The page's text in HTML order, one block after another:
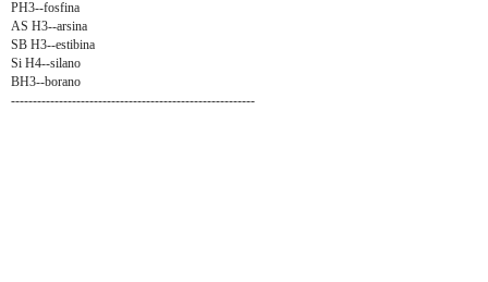
PH3--fosfina
AS H3--arsina
SB H3--estibina
Si H4--silano
BH3--borano
--------------------------------------------------------